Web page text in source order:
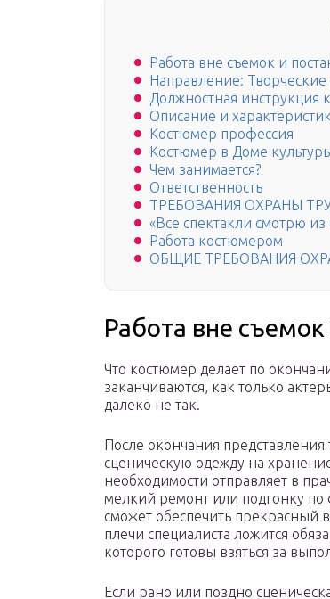
Работа вне съемок и
Направление:
Должностная инструкция
Описание и
Костюмер профессия
Костюмер в Доме
Чем занимается?
Ответственность
ТРЕБОВАНИЯ ОХРАНЫ
«Все спектакли смотрю из
Работа костюмером
ОБЩИЕ ТРЕБОВАНИЯ
Работа вне
Что костюмер делает по
заканчиваются, как только
далеко не так.
После окончания
сценическую одежду на
необходимости отправляет в
мелкий ремонт или подгонку по
сможет обеспечить прекрасный
плечи специалиста ложится
которого готовы взяться за
Если рано или поздно